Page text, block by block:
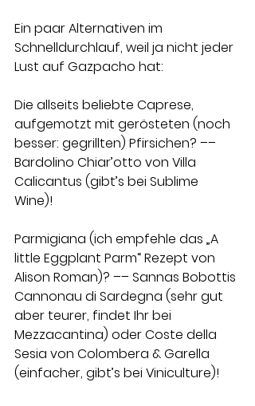
Ein paar Alternativen im
Schnelldurchlauf, weil ja nicht jeder
Lust auf Gazpacho hat:
Die allseits beliebte Caprese,
aufgemotzt mit gerösteten (noch
besser: gegrillten) Pfirsichen? ––
Bardolino Chiar’otto von Villa
Calicantus (gibt’s bei Sublime
Wine)!
Parmigiana (ich empfehle das „A
little Eggplant Parm“ Rezept von
Alison Roman)? –– Sannas Bobottis
Cannonau di Sardegna (sehr gut
aber teurer, findet Ihr bei
Mezzacantina) oder Coste della
Sesia von Colombera & Garella
(einfacher, gibt’s bei Viniculture)!